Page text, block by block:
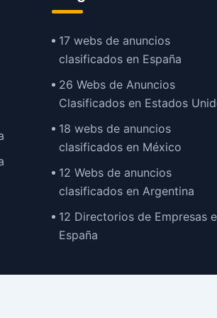
17 webs de anuncios
clasificados en España
26 Webs de Anuncios
Clasificados en Estados
18 webs de anuncios
clasificados en México
12 Webs de anuncios
clasificados en Argentina
12 Directorios de Empresas
España